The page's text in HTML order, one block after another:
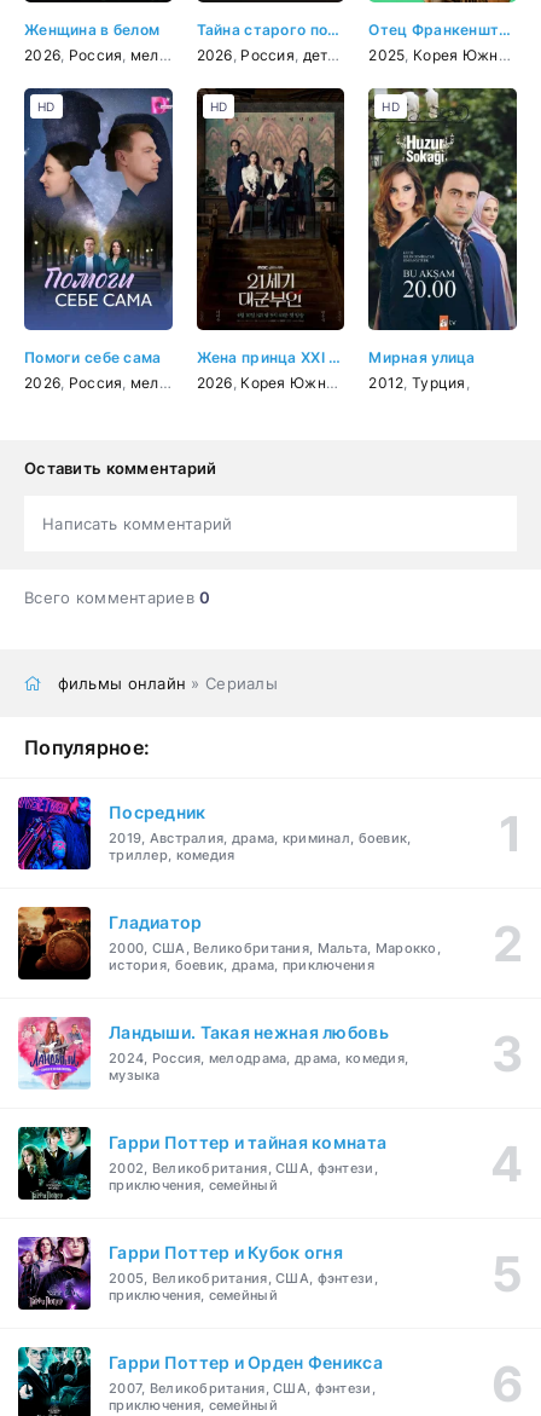
Женщина в белом
2026 Россия мелодрама ,детектив
Тайна старого портрета
2026 Россия детектив ,мелодрама ,криминал
Отец Франкенштейна
2025 Корея Южная
Помоги себе сама
2026 Россия мелодрама
HD
Жена принца XXI века
2026 Корея Южная мелодрама
HD
Мирная улица
2012 Турция
HD
Оставить комментарий
Написать комментарий
Всего комментариев0
фильмы онлайн » Сериалы
Популярное:
Посредник
2019, Австралия, драма, криминал, боевик,
триллер, комедия
Гладиатор
2000, США, Великобритания, Мальта, Марокко,
история, боевик, драма, приключения
Ландыши. Такая нежная любовь
2024, Россия, мелодрама, драма, комедия,
музыка
Гарри Поттер и тайная комната
2002, Великобритания, США, фэнтези,
приключения, семейный
Гарри Поттер и Кубок огня
2005, Великобритания, США, фэнтези,
приключения, семейный
Гарри Поттер и Орден Феникса
2007, Великобритания, США, фэнтези,
приключения, семейный